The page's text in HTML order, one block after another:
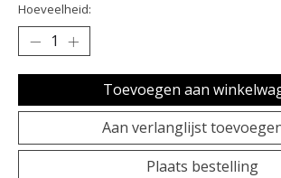
Hoeveelheid:
Toevoegen aan
Aan verlanglijst
Plaats bestelling